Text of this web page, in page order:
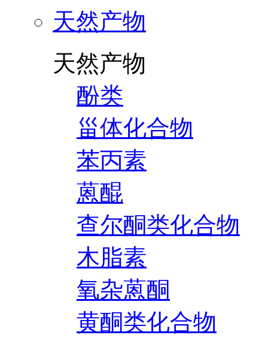
天然产物
天然产物
酚类
甾体化合物
苯丙素
蒽醌
查尔酮类化合物
木脂素
氧杂蒽酮
黄酮类化合物